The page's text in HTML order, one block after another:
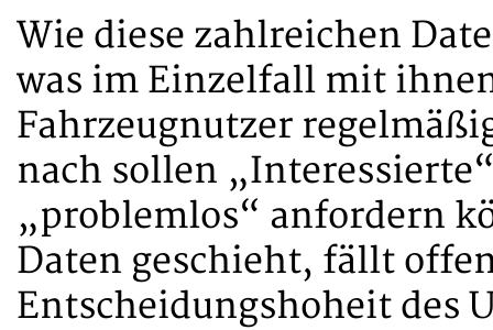
Wie diese zahlreichen
was im Einzelfall mit
Fahrzeugnutzer
nach sollen
„problemlos“ anfordern
Daten geschieht, fällt
Entscheidungshoheit des